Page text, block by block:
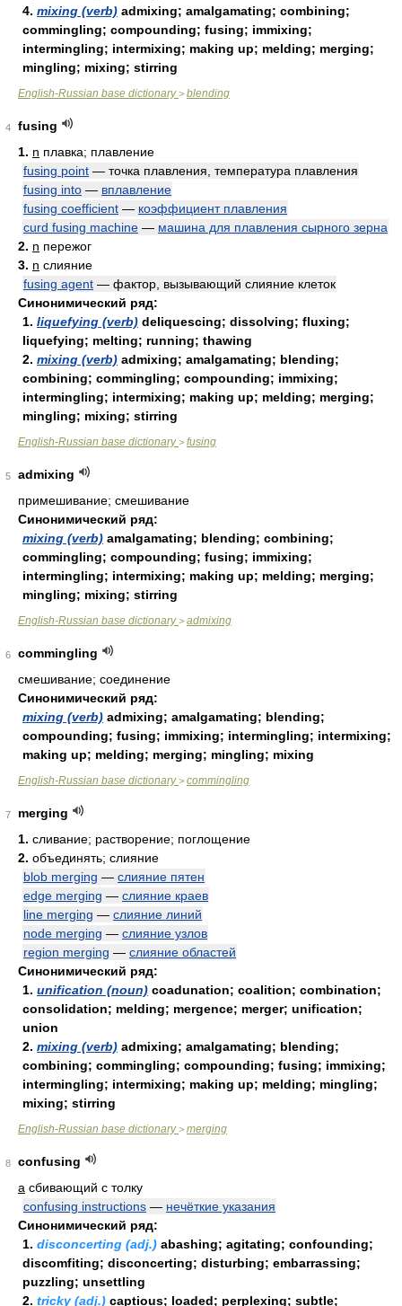
4. mixing (verb) admixing; amalgamating; combining;
commingling; compounding; fusing; immixing;
intermingling; intermixing; making up; melding; merging;
mingling; mixing; stirring
English-Russian base dictionary> blending
4
fusing
1. n плавка; плавление
fusing point — точка плавления, температура плавления
fusing into — вплавление
fusing coefficient — коэффициент плавления
curd fusing machine — машина для плавления сырного зерна
2. n пережог
3. n слияние
fusing agent — фактор, вызывающий слияние клеток
Синонимический ряд:
1. liquefying (verb) deliquescing; dissolving; fluxing;
liquefying; melting; running; thawing
2. mixing (verb) admixing; amalgamating; blending;
combining; commingling; compounding; immixing;
intermingling; intermixing; making up; melding; merging;
mingling; mixing; stirring
English-Russian base dictionary> fusing
5
admixing
примешивание; смешивание
Синонимический ряд:
mixing (verb) amalgamating; blending; combining;
commingling; compounding; fusing; immixing;
intermingling; intermixing; making up; melding; merging;
mingling; mixing; stirring
English-Russian base dictionary> admixing
6
commingling
смешивание; соединение
Синонимический ряд:
mixing (verb) admixing; amalgamating; blending;
compounding; fusing; immixing; intermingling; intermixing;
making up; melding; merging; mingling; mixing
English-Russian base dictionary> commingling
7
merging
1. сливание; растворение; поглощение
2. объединять; слияние
blob merging — слияние пятен
edge merging — слияние краев
line merging — слияние линий
node merging — слияние узлов
region merging — слияние областей
Синонимический ряд:
1. unification (noun) coadunation; coalition; combination;
consolidation; melding; mergence; merger; unification;
union
2. mixing (verb) admixing; amalgamating; blending;
combining; commingling; compounding; fusing; immixing;
intermingling; intermixing; making up; melding; mingling;
mixing; stirring
English-Russian base dictionary> merging
8
confusing
a сбивающий с толку
confusing instructions — нечёткие указания
Синонимический ряд:
1. disconcerting (adj.) abashing; agitating; confounding;
discomfiting; disconcerting; disturbing; embarrassing;
puzzling; unsettling
2. tricky (adj.) captious; loaded; perplexing; subtle;